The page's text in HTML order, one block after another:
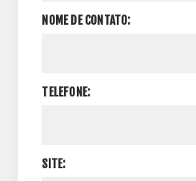
NOME DE CONTATO:
TELEFONE:
SITE: